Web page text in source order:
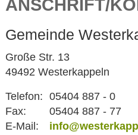
ANSCHRIFT/
Gemeinde
Große Str. 13
49492 Westerkappeln
Telefon: 05404 887 - 0
Fax:
05404 887 - 77
E-Mail: